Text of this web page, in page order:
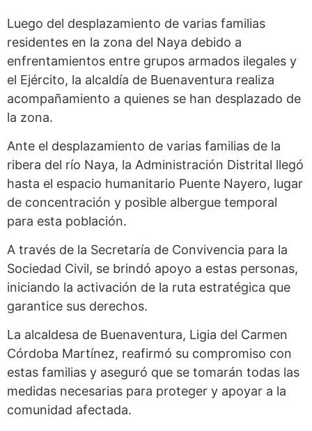
Luego del desplazamiento de varias familias
residentes en la zona del Naya debido a
enfrentamientos entre grupos armados ilegales y
el Ejército, la alcaldía de Buenaventura realiza
acompañamiento a quienes se han desplazado de
la zona.
Ante el desplazamiento de varias familias de la
ribera del río Naya, la Administración Distrital llegó
hasta el espacio humanitario Puente Nayero, lugar
de concentración y posible albergue temporal
para esta población.
A través de la Secretaría de Convivencia para la
Sociedad Civil, se brindó apoyo a estas personas,
iniciando la activación de la ruta estratégica que
garantice sus derechos.
La alcaldesa de Buenaventura, Ligia del Carmen
Córdoba Martínez, reafirmó su compromiso con
estas familias y aseguró que se tomarán todas las
medidas necesarias para proteger y apoyar a la
comunidad afectada.